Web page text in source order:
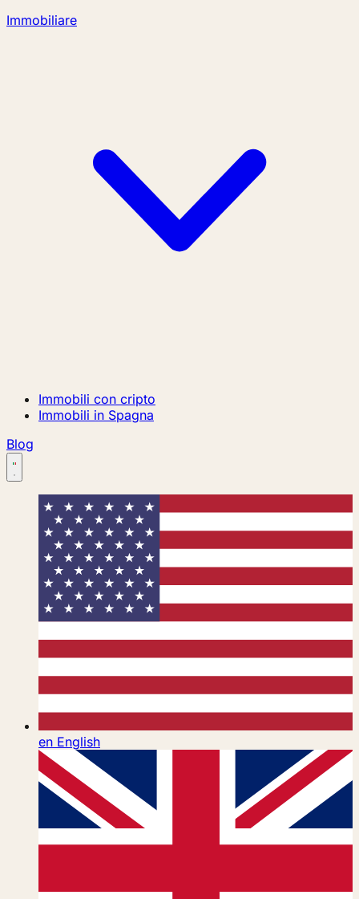
Immobiliare
Immobili con cripto
Immobili in Spagna
Blog
en English